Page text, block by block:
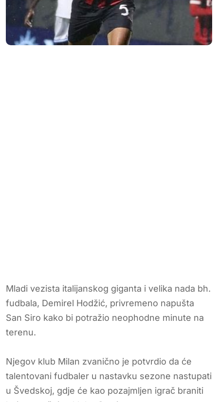
Mladi vezista italijanskog giganta i velika nada bh.
fudbala, Demirel Hodžić, privremeno napušta
San Siro kako bi potražio neophodne minute na
terenu.
Njegov klub Milan zvanično je potvrdio da će
talentovani fudbaler u nastavku sezone nastupati
u Švedskoj, gdje će kao pozajmljen igrač braniti